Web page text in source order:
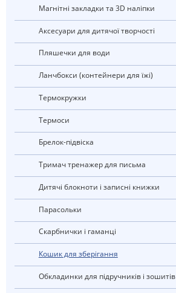
Магнітні закладки та 3D наліпки
Аксесуари для дитячої творчості
Пляшечки для води
Ланчбокси (контейнери для їжі)
Термокружки
Термоси
Брелок-підвіска
Тримач тренажер для письма
Дитячі блокноти і записні книжки
Парасольки
Скарбнички і гаманці
Кошик для зберігання
Обкладинки для підручників і зошитів